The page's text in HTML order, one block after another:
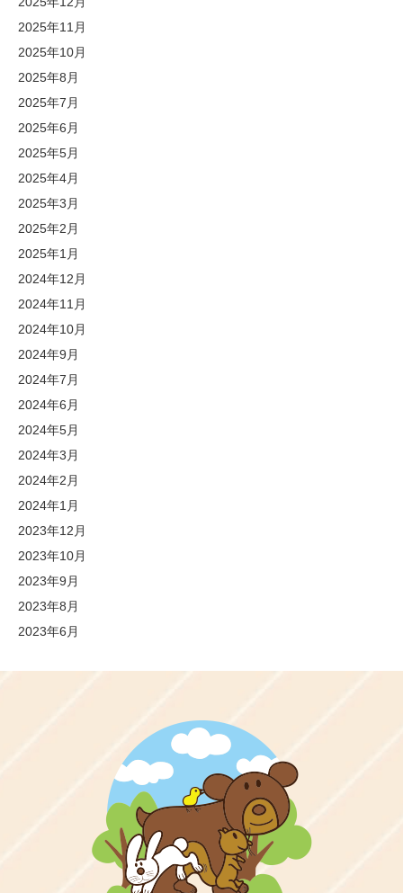
2025年11月
2025年10月
2025年8月
2025年7月
2025年6月
2025年5月
2025年4月
2025年3月
2025年2月
2025年1月
2024年12月
2024年11月
2024年10月
2024年9月
2024年7月
2024年6月
2024年5月
2024年3月
2024年2月
2024年1月
2023年12月
2023年10月
2023年9月
2023年8月
2023年6月